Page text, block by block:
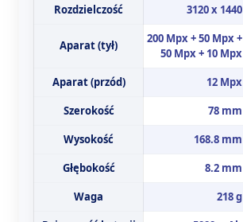
Rozdzielczość
3120 x 1440
Aparat (tył)
200 Mpx + 50 Mpx +
50 Mpx + 10 Mpx
Aparat (przód)
12 Mpx
Szerokość
78 mm
Wysokość
168.8 mm
Głębokość
8.2 mm
Waga
218 g